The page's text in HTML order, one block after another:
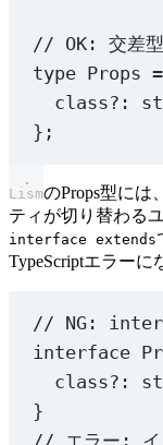
// OK: 交差型
type Props =
class?:
};
LismのProps型には、
ティが切り替わる
interface extends
TypeScriptエラーに
// NG:
interface
class?:
}
// エラー: イ